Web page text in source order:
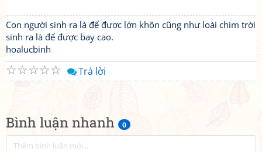
Bình luận nhanh 0
Con người sinh ra là để được lớn khôn cũng như loài chim trời
sinh ra là để được bay cao.
hoalucbinh
☆
☆
☆
☆
☆ Trả lời